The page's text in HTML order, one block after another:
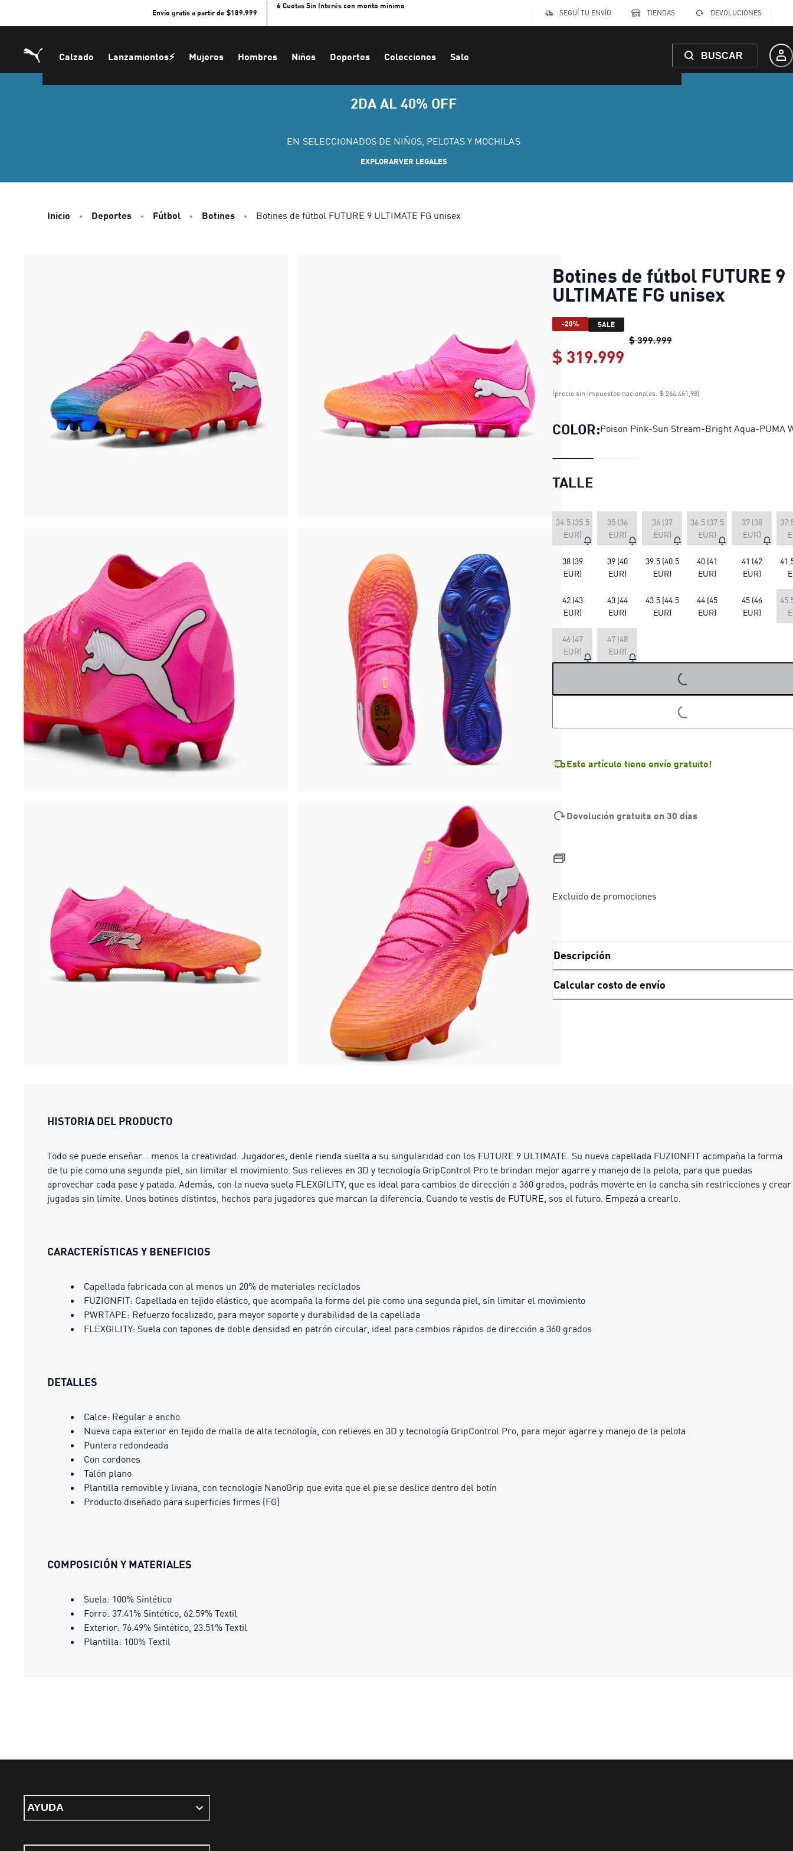
Envío gratis a partir de $189.999
6 Cuotas Sin Interés con monto mínimo
SEGUÍ TU ENVÍO
TIENDAS DEVOLUCIONES
Calzado Lanzamientos⚡ Mujeres Hombres Niños Deportes Colecciones Sale BUSCAR
2DA AL 40% OFF
EN SELECCIONADOS DE NIÑOS, PELOTAS Y MOCHILAS
EXPLORARVER LEGALES
Inicio Deportes Fútbol Botines Botines de fútbol FUTURE 9 ULTIMATE FG unisex
Botines de fútbol FUTURE 9
ULTIMATE FG unisex
-20% SALE
$ 399.999Botines de fútbol FUTURE 9
$ 319.999
Botines de fútbol
(precio sin impuestos nacionales: $ 264.461,98)
COLOR:Poison Pink-Sun Stream-Bright Aqua-PUMA
TALLE
34.5 (35.5
EUR)
35 (36
EUR)
36 (37
EUR)
36.5 (37.5
EUR)
37 (38
EUR)
38 (39
EUR)
39 (40
EUR)
39.5 (40.5
EUR)
40 (41
EUR)
41 (42
EUR)
42 (43
EUR)
43 (44
EUR)
43.5 (44.5
EUR)
44 (45
EUR)
45 (46
EUR)
46 (47
EUR)
47 (48
EUR)
LOADING...
LOADING...
Este artículo tiene envío gratuito!
Devolución gratuita en 30 días
Excluido de promociones
Descripción
Calcular costo de envío
HISTORIA DEL PRODUCTO
Todo se puede enseñar... menos la creatividad. Jugadores, denle rienda suelta a su singularidad con los FUTURE 9 ULTIMATE. Su nueva capellada FUZIONFIT acompaña la forma
de tu pie como una segunda piel, sin limitar el movimiento. Sus relieves en 3D y tecnología GripControl Pro te brindan mejor agarre y manejo de la pelota, para que puedas
aprovechar cada pase y patada. Además, con la nueva suela FLEXGILITY, que es ideal para cambios de dirección a 360 grados, podrás moverte en la cancha sin restricciones y crear
jugadas sin límite. Unos botines distintos, hechos para jugadores que marcan la diferencia. Cuando te vestís de FUTURE, sos el futuro. Empezá a crearlo.
CARACTERÍSTICAS Y BENEFICIOS
Capellada fabricada con al menos un 20% de materiales reciclados
FUZIONFIT: Capellada en tejido elástico, que acompaña la forma del pie como una segunda piel, sin limitar el movimiento
PWRTAPE: Refuerzo focalizado, para mayor soporte y durabilidad de la capellada
FLEXGILITY: Suela con tapones de doble densidad en patrón circular, ideal para cambios rápidos de dirección a 360 grados
DETALLES
Calce: Regular a ancho
Nueva capa exterior en tejido de malla de alta tecnología, con relieves en 3D y tecnología GripControl Pro, para mejor agarre y manejo de la pelota
Puntera redondeada
Con cordones
Talón plano
Plantilla removible y liviana, con tecnología NanoGrip que evita que el pie se deslice dentro del botín
Producto diseñado para superficies firmes (FG)
COMPOSICIÓN Y MATERIALES
Suela: 100% Sintético
Forro: 37.41% Sintético, 62.59% Textil
Exterior: 76.49% Sintético, 23.51% Textil
Plantilla: 100% Textil
AYUDA